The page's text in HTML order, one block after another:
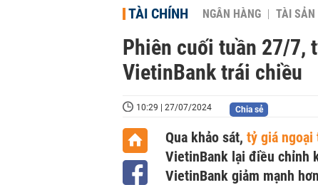
TÀI CHÍNH NGÂN HÀNG TÀI
Phiên cuối tuần 27/7,
VietinBank trái chiều
10:29 | 27/07/2024 Chia sẻ
Qua khảo sát, tỷ giá ngoại
VietinBank lại điều chỉnh
VietinBank giảm mạnh